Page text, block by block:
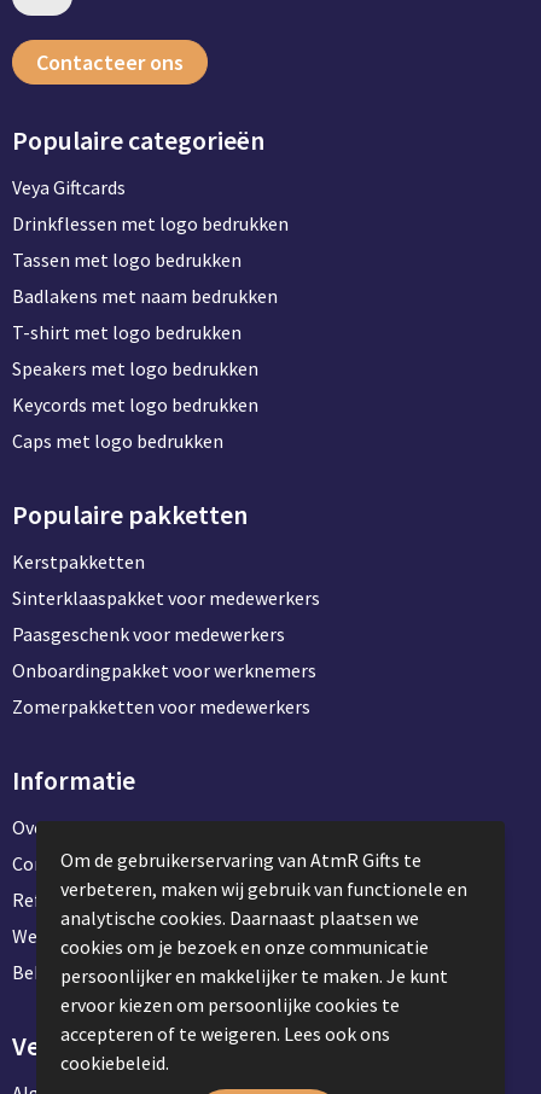
Contacteer ons
Populaire categorieën
Veya Giftcards
Drinkflessen met logo bedrukken
Tassen met logo bedrukken
Badlakens met naam bedrukken
T-shirt met logo bedrukken
Speakers met logo bedrukken
Keycords met logo bedrukken
Caps met logo bedrukken
Populaire pakketten
Kerstpakketten
Sinterklaaspakket voor medewerkers
Paasgeschenk voor medewerkers
Onboardingpakket voor werknemers
Zomerpakketten voor medewerkers
Informatie
Over ons
Contact en klantenservice
Referentie projecten
Werken & stage bij AtmR Gifts
Bekijk kantoorbenodigdheden
Veilig winkelen
Om de gebruikerservaring van AtmR Gifts te
verbeteren, maken wij gebruik van functionele en
analytische cookies. Daarnaast plaatsen we
cookies om je bezoek en onze communicatie
persoonlijker en makkelijker te maken. Je kunt
ervoor kiezen om persoonlijke cookies te
accepteren of te weigeren. Lees ook ons
cookiebeleid.